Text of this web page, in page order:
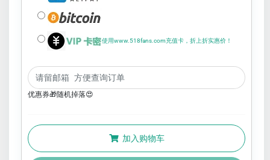
使用www.518fans.com充值卡，折上折实惠价！
优惠券🎁随机掉落😍
加入购物车